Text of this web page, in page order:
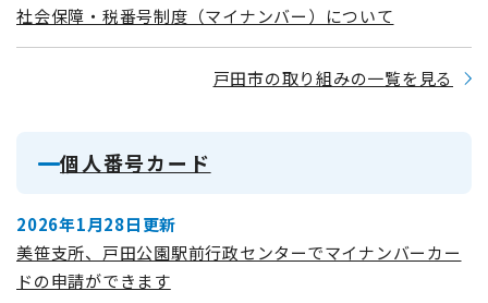
社会保障・税番号制度（マイナンバー）について
戸田市の取り組みの一覧を見る
個人番号カード
2026年1月28日更新
美笹支所、戸田公園駅前行政センターでマイナンバーカー
ドの申請ができます